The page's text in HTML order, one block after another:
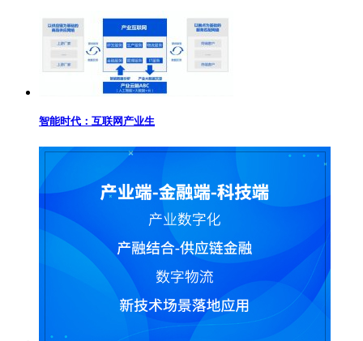
智能时代：互联网产业生